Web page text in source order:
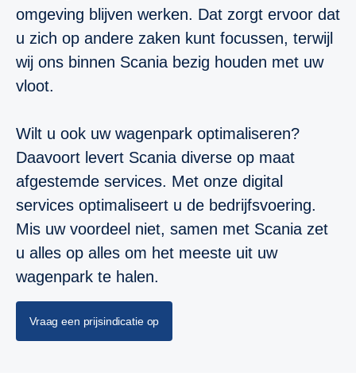
omgeving blijven werken. Dat zorgt ervoor dat
u zich op andere zaken kunt focussen, terwijl
wij ons binnen Scania bezig houden met uw
vloot.
Wilt u ook uw wagenpark optimaliseren?
Daavoort levert Scania diverse op maat
afgestemde services. Met onze digital
services optimaliseert u de bedrijfsvoering.
Mis uw voordeel niet, samen met Scania zet
u alles op alles om het meeste uit uw
wagenpark te halen.
Vraag een prijsindicatie op